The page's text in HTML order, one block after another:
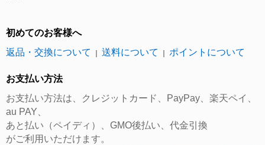
初めてのお客様へ
返品・交換について
送料について ポイントについて
お支払い方法
お支払い方法は、クレジットカード、PayPay、楽天ペイ、
au PAY、
あと払い（ペイディ）、GMO後払い、代金引換
がご利用いただけます。